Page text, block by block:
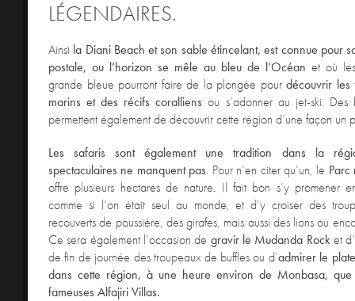
LÉGENDAIRES.
Ainsi la Diani Beach et son sable étincelant, est connue pour
postale, ou l’horizon se mêle au bleu de l’Océan et où
grande bleue pourront faire de la plongée pour découvrir les
marins et des récifs coralliens ou s’adonner au jet-ski.
permettent également de découvrir cette région d’une façon un
Les safaris sont également une tradition dans la
spectaculaires ne manquent pas. Pour n’en citer qu’un, le Parc
offre plusieurs hectares de nature. Il fait bon s’y promener
comme si l’on était seul au monde, et d’y croiser des
recouverts de poussière, des girafes, mais aussi des lions ou
Ce sera également l’occasion de gravir le Mudanda Rocket
de fin de journée des troupeaux de buffles ou d’admirer le
dans cette région, à une heure environ de Monbasa,
fameuses Alfajiri Villas.